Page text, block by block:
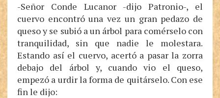
-Señor Conde Lucanor -dijo Patronio-, el
cuervo encontró una vez un gran pedazo de
queso y se subió a un árbol para comérselo con
tranquilidad, sin que nadie le molestara.
Estando así el cuervo, acertó a pasar la zorra
debajo del árbol y, cuando vio el queso,
empezó a urdir la forma de quitárselo. Con ese
fin le dijo: